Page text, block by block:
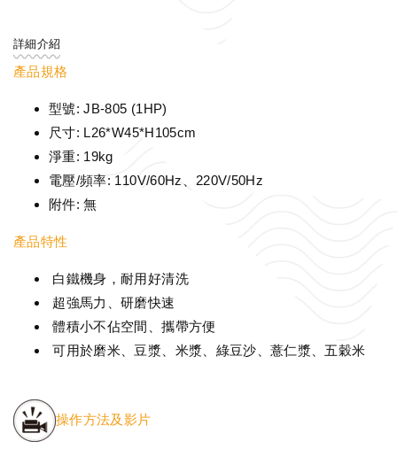
詳細介紹
產品規格
型號: JB-805 (1HP)
尺寸: L26*W45*H105cm
淨重: 19kg
電壓/頻率: 110V/60Hz、220V/50Hz
附件: 無
產品特性
白鐵機身，耐用好清洗
超強馬力、研磨快速
體積小不佔空間、攜帶方便
可用於磨米、豆漿、米漿、綠豆沙、薏仁漿、五穀米
操作方法及影片